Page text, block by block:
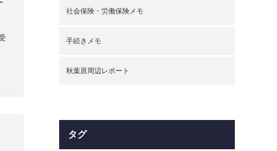
社会保険・労働保険メモ
手続きメモ
秋葉原周辺レポート
タグ